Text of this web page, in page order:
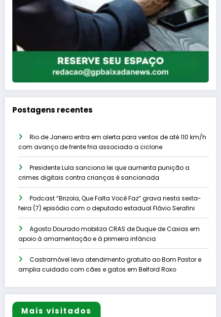
Postagens recentes
Rio de Janeiro entra em alerta para ventos de até 110 km/h
com avanço de frente fria associada a ciclone
Presidente Lula sanciona lei que aumenta punição a
crimes digitais contra crianças é sancionada
Podcast “Brizola, Que Falta Você Faz” grava nesta sexta-
feira (7) episódio com o deputado estadual Flávio Serafini
Agosto Dourado mobiliza CRAS de Duque de Caxias em
apoio à amamentação e à primeira infância
Castramóvel leva atendimento gratuito ao Bom Pastor e
amplia cuidado com cães e gatos em Belford Roxo
Mais visitados